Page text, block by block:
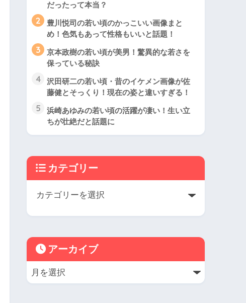
だったって本当？
2
豊川悦司の若い頃のかっこいい画像まと
め！色気もあって性格もいいと話題！
3
京本政樹の若い頃が美男！驚異的な若さを
保っている秘訣
4
沢田研二の若い頃・昔のイケメン画像が佐
藤健とそっくり！現在の姿と違いすぎる！
5
浜崎あゆみの若い頃の活躍が凄い！生い立
ちが壮絶だと話題に
カテゴリー
アーカイブ